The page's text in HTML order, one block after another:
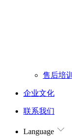
售后培训
企业文化
联系我们
Language